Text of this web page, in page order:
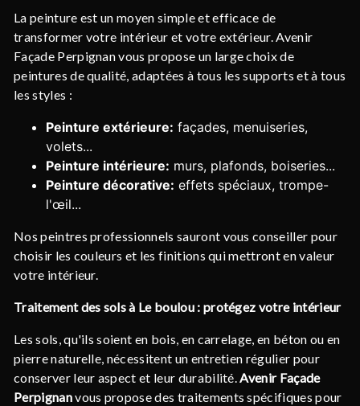
La peinture est un moyen simple et efficace de
transformer votre intérieur et votre extérieur. Avenir
Façade Perpignan vous propose un large choix de
peintures de qualité, adaptées à tous les supports et à tous
les styles :
Peinture extérieure: façades, menuiseries,
volets...
Peinture intérieure: murs, plafonds, boiseries...
Peinture décorative: effets spéciaux, trompe-
l'œil...
Nos peintres professionnels sauront vous conseiller pour
choisir les couleurs et les finitions qui mettront en valeur
votre intérieur.
Traitement des sols à Le boulou : protégez votre intérieur
Les sols, qu'ils soient en bois, en carrelage, en béton ou en
pierre naturelle, nécessitent un entretien régulier pour
conserver leur aspect et leur durabilité.Avenir Façade
Perpignanvous propose des traitements spécifiques pour